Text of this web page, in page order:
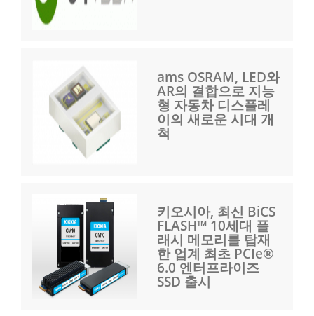
ams OSRAM, LED와
AR의 결합으로 지능
형 자동차 디스플레
이의 새로운 시대 개
척
키오시아, 최신 BiCS
FLASH™ 10세대 플
래시 메모리를 탑재
한 업계 최초 PCIe®
6.0 엔터프라이즈
SSD 출시